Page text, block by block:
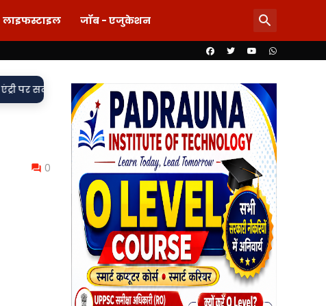
लाइफस्टाइल जॉब - एजुकेशन
वर्दी पर दाग! लड़की-शराब की मांग और महिला से बदसलूकी के आरोप में दो
0